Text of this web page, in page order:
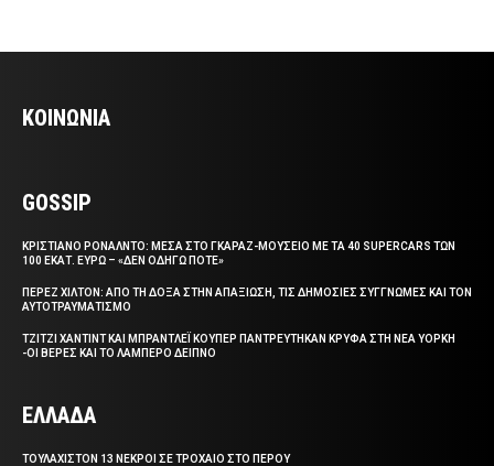
ΚΟΙΝΩΝΙΑ
GOSSIP
ΚΡΙΣΤΙΑΝΟ ΡΟΝΑΛΝΤΟ: ΜΕΣΑ ΣΤΟ ΓΚΑΡΑΖ-ΜΟΥΣΕΙΟ ΜΕ ΤΑ 40 SUPERCARS ΤΩΝ
100 ΕΚΑΤ. ΕΥΡΩ – «ΔΕΝ ΟΔΗΓΩ ΠΟΤΕ»
ΠΕΡΕΖ ΧΙΛΤΟΝ: ΑΠΟ ΤΗ ΔΟΞΑ ΣΤΗΝ ΑΠΑΞΙΩΣΗ, ΤΙΣ ΔΗΜΟΣΙΕΣ ΣΥΓΓΝΩΜΕΣ ΚΑΙ ΤΟΝ
ΑΥΤΟΤΡΑΥΜΑΤΙΣΜΟ
ΤΖΙΤΖΙ ΧΑΝΤΙΝΤ ΚΑΙ ΜΠΡΑΝΤΛΕΪ ΚΟΥΠΕΡ ΠΑΝΤΡΕΥΤΗΚΑΝ ΚΡΥΦΑ ΣΤΗ ΝΕΑ ΥΟΡΚΗ
-ΟΙ ΒΕΡΕΣ ΚΑΙ ΤΟ ΛΑΜΠΕΡΟ ΔΕΙΠΝΟ
ΕΛΛΑΔΑ
ΤΟΥΛΑΧΙΣΤΟΝ 13 ΝΕΚΡΟΙ ΣΕ ΤΡΟΧΑΙΟ ΣΤΟ ΠΕΡΟΥ